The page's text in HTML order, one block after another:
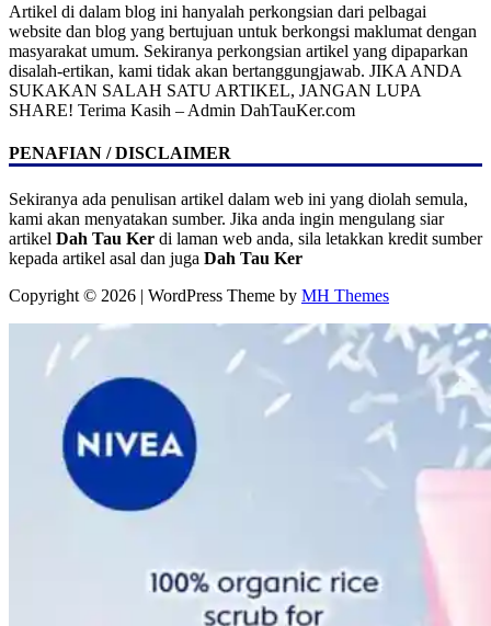
Artikel di dalam blog ini hanyalah perkongsian dari pelbagai
website dan blog yang bertujuan untuk berkongsi maklumat dengan
masyarakat umum. Sekiranya perkongsian artikel yang dipaparkan
disalah-ertikan, kami tidak akan bertanggungjawab. JIKA ANDA
SUKAKAN SALAH SATU ARTIKEL, JANGAN LUPA
SHARE! Terima Kasih – Admin DahTauKer.com
PENAFIAN / DISCLAIMER
Sekiranya ada penulisan artikel dalam web ini yang diolah semula,
kami akan menyatakan sumber. Jika anda ingin mengulang siar
artikel Dah Tau Ker di laman web anda, sila letakkan kredit sumber
kepada artikel asal dan juga Dah Tau Ker
Copyright © 2026 | WordPress Theme by MH Themes